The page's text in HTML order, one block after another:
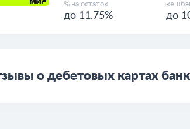
% на остаток
до 11.75% до
о дебетовых картах